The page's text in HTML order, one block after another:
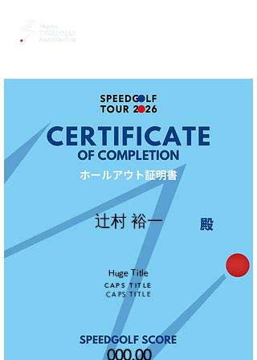
辻村 裕一
Huge Title
CAPS TITLE
CAPS TITLE
000.00